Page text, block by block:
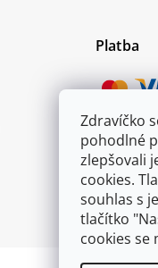
Zdravíčko
pohodlné
zlepšovali
cookies.
souhlas s
tlačítko
cookies se
Platba